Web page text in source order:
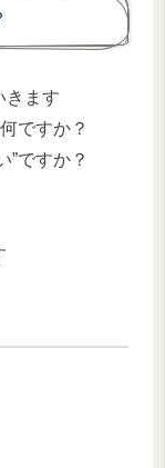
きます
ですか？
”ですか？